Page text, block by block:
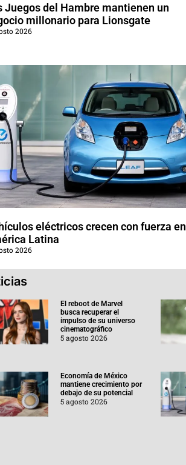
Juegos del Hambre mantienen un
millonario para Lionsgate
2026
eléctricos crecen con fuerza en
Latina
2026
El reboot de Marvel
busca recuperar el
impulso de su universo
cinematográfico
5 agosto 2026
Economía de México
mantiene crecimiento por
debajo de su potencial
5 agosto 2026